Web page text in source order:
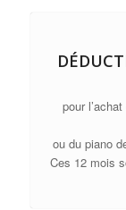
pour
ou du piano
Ces 12 mois